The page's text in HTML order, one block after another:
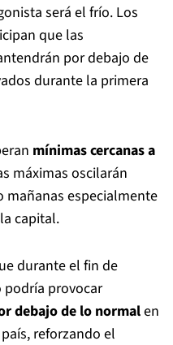
será el frío. Los
que las
por debajo de
durante la primera
mínimas cercanas a
máximas oscilarán
mañanas especialmente
capital.
durante el fin de
podría provocar
debajo de lo normalen
reforzando el